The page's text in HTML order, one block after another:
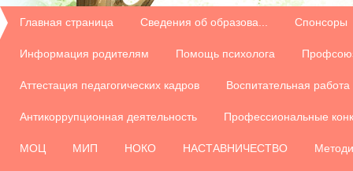
Главная страница Сведения об образова... Спонсоры
Информация родителям Помощь психолога
Аттестация педагогических кадров Воспитательная работа
Антикоррупционная деятельность Профессиональные
МОЦ МИП НОКО НАСТАВНИЧЕСТВО